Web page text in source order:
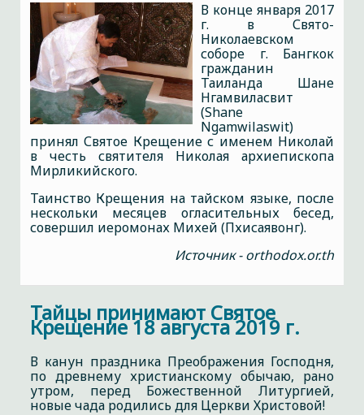
В конце января 2017
г. в Свято-
Николаевском
соборе г. Бангкок
гражданин
Таиланда Шане
Нгамвиласвит
(Shane
Ngamwilaswit)
принял Святое Крещение с именем Николай
в честь святителя Николая архиепископа
Мирликийского.
Таинство Крещения на тайском языке, после
нескольки месяцев огласительных бесед,
совершил иеромонах Михей (Пхисаявонг).
Источник - orthodox.or.th
Тайцы принимают Святое
Крещение 18 августа 2019 г.
В канун праздника Преображения Господня,
по древнему христианскому обычаю, рано
утром, перед Божественной Литургией,
новые чада родились для Церкви Христовой!